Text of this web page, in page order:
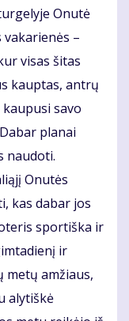
Onutė
–
visas šitas
kauptas, antrų
savo
planai
naudoti.
Onutės
kas dabar jos
sportiška ir
ir
metų amžiaus,
alytiškė